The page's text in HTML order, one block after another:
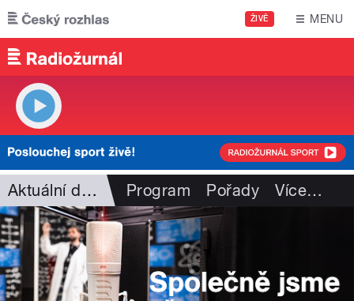
Přejít k hlavnímu obsahu
ŽIVĚ MENU
Aktuální dění Program Pořady Více…